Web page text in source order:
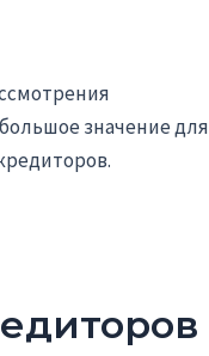
значение для